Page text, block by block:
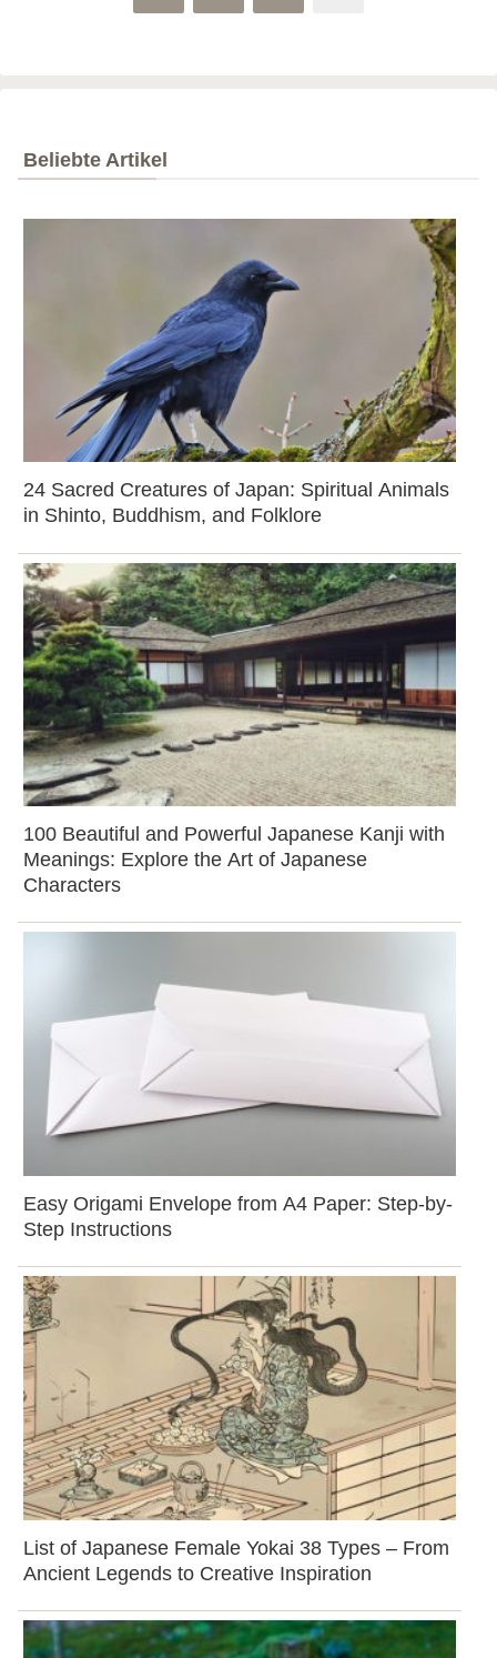
Beliebte Artikel
24 Sacred Creatures of Japan: Spiritual Animals
in Shinto, Buddhism, and Folklore
100 Beautiful and Powerful Japanese Kanji with
Meanings: Explore the Art of Japanese
Characters
Easy Origami Envelope from A4 Paper: Step-by-
Step Instructions
List of Japanese Female Yokai 38 Types – From
Ancient Legends to Creative Inspiration